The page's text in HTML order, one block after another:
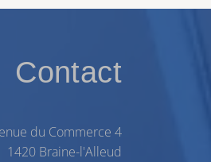
Contact
du Commerce 4
1420 Braine-l'Alleud